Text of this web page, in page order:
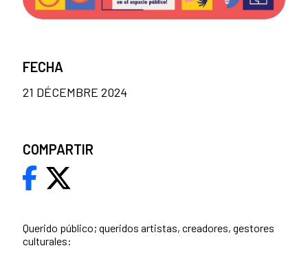
Querido público; queridos artistas, creadores, gestores
culturales:
FECHA
21 DÉCEMBRE 2024
COMPARTIR